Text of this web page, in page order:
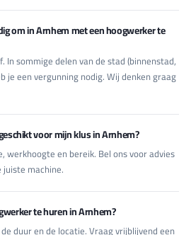
om in Arnhem met een hoogwerker te
In sommige delen van de stad (binnenstad,
je een vergunning nodig. Wij denken graag
voor mijn klus in Arnhem?
werkhoogte en bereik. Bel ons voor advies
machine.
te huren in Arnhem?
duur en de locatie. Vraag vrijblijvend een